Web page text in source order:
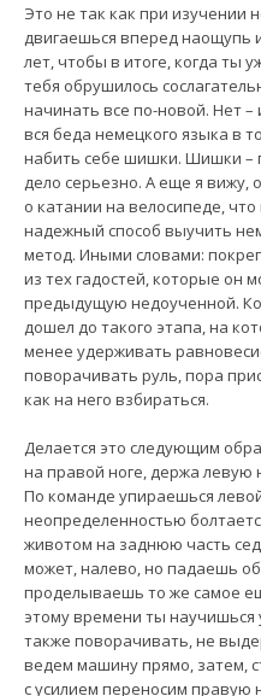
Это не так как при изучении
двигаешься вперед наощупь
лет, чтобы в итоге, когда ты
тебя обрушилось
начинать все по-новой. Нет –
вся беда немецкого языка в
набить себе шишки. Шишки –
дело серьезно. А еще я вижу,
о катании на велосипеде,
надежный способ выучить
метод. Иными словами:
из тех гадостей, которые он
предыдущую недоученной.
дошел до такого этапа, на
менее удерживать
поворачивать руль, пора
как на него взбираться.
Делается это следующим
на правой ноге, держа левую
По команде упираешься
неопределенностью
животом на заднюю часть
может, налево, но падаешь
проделываешь то же самое
этому времени ты
также поворачивать, не
ведем машину прямо, затем,
с усилием переносим правую